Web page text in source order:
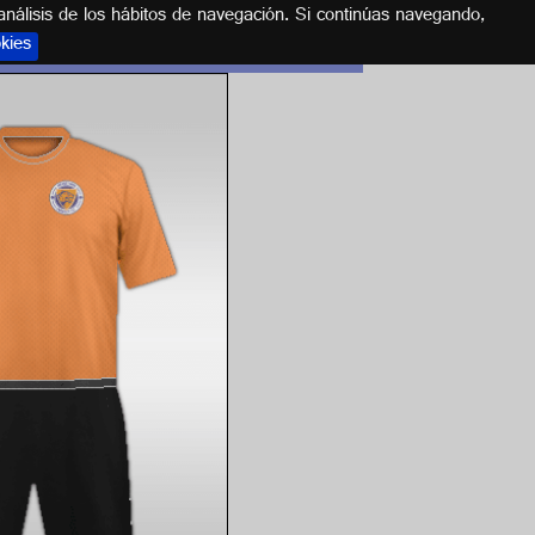
de los hábitos de navegación. Si continúas navegando,